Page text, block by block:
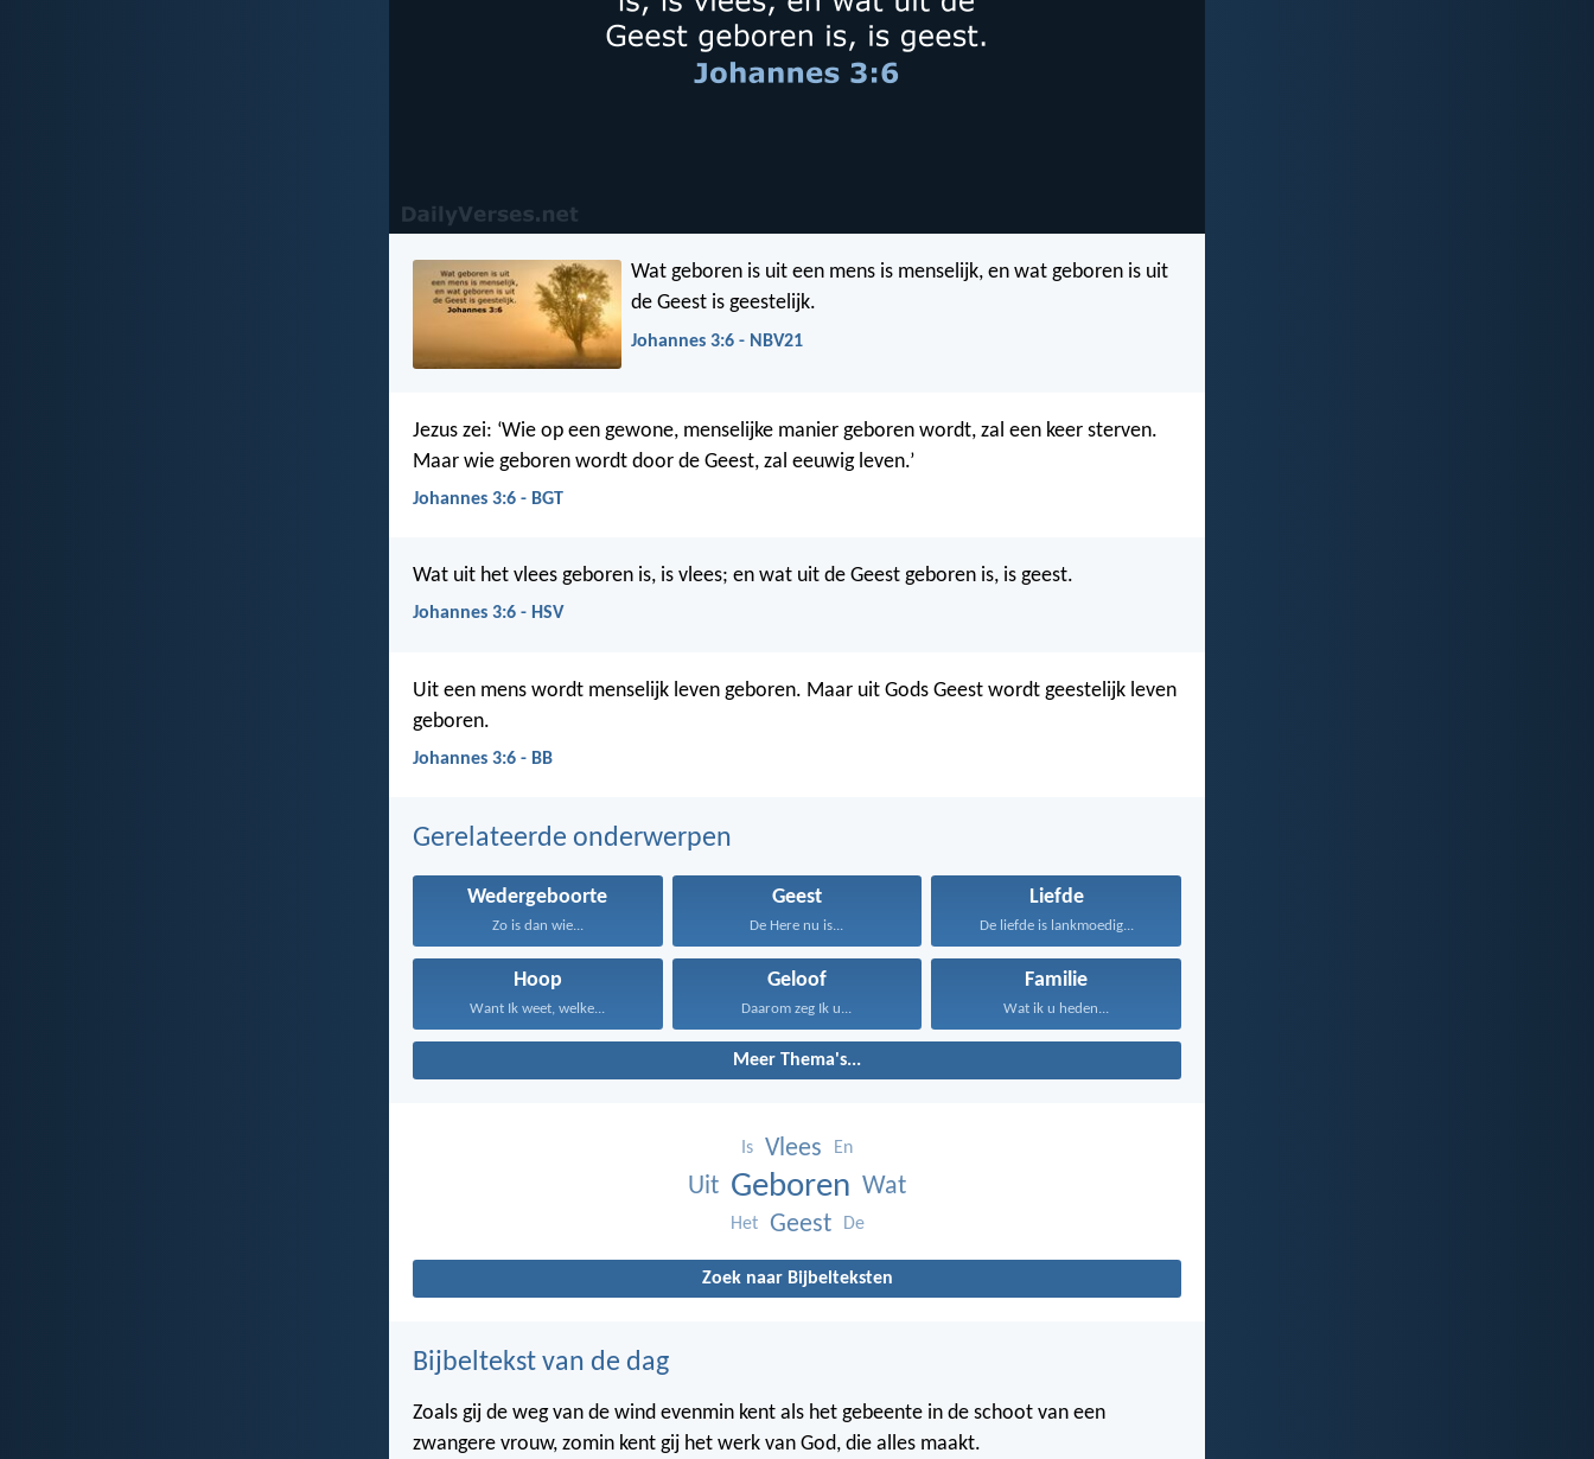
Wat geboren is uit een mens is menselijk, en wat geboren is uit
de Geest is geestelijk.
Johannes 3:6 - NBV21
Jezus zei: ‘Wie op een gewone, menselijke manier geboren wordt, zal een keer sterven.
Maar wie geboren wordt door de Geest, zal eeuwig leven.’
Johannes 3:6 - BGT
Wat uit het vlees geboren is, is vlees; en wat uit de Geest geboren is, is geest.
Johannes 3:6 - HSV
Uit een mens wordt menselijk leven geboren. Maar uit Gods Geest wordt geestelijk leven
geboren.
Johannes 3:6 - BB
Gerelateerde onderwerpen
Wedergeboorte
Zo is dan wie...
Geest
De Here nu is...
Liefde
De liefde is lankmoedig...
Hoop
Want Ik weet, welke...
Geloof
Daarom zeg Ik u...
Familie
Wat ik u heden...
Meer Thema's...
Is Vlees En
Uit Geboren Wat
Het Geest De
Zoek naar Bijbelteksten
Bijbeltekst van de dag
Zoals gij de weg van de wind evenmin kent als het gebeente in de schoot van een
zwangere vrouw, zomin kent gij het werk van God, die alles maakt.